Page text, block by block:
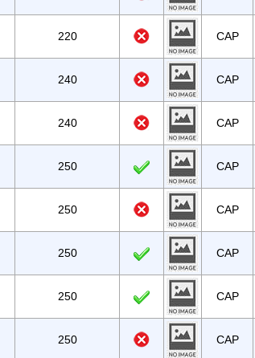
220 CAP
240 CAP
240 CAP
250 CAP
250 CAP
250 CAP
250 CAP
250 CAP